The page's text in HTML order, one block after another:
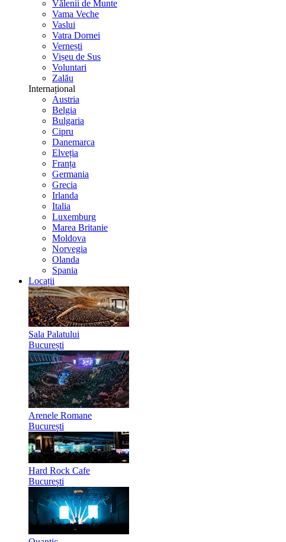
Vălenii de Munte
Vama Veche
Vaslui
Vatra Dornei
Vernești
Vișeu de Sus
Voluntari
Zalău
Internațional
Austria
Belgia
Bulgaria
Cipru
Danemarca
Elveția
Franța
Germania
Grecia
Irlanda
Italia
Luxemburg
Marea Britanie
Moldova
Norvegia
Olanda
Spania
Locații
Sala Palatului
București
Arenele Romane
București
Hard Rock Cafe
București